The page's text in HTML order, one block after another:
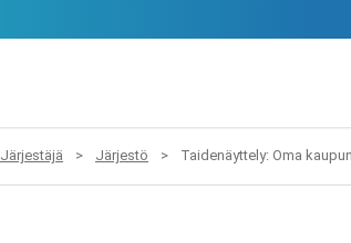
Järjestäjä > Järjestö > Taidenäyttely: Oma